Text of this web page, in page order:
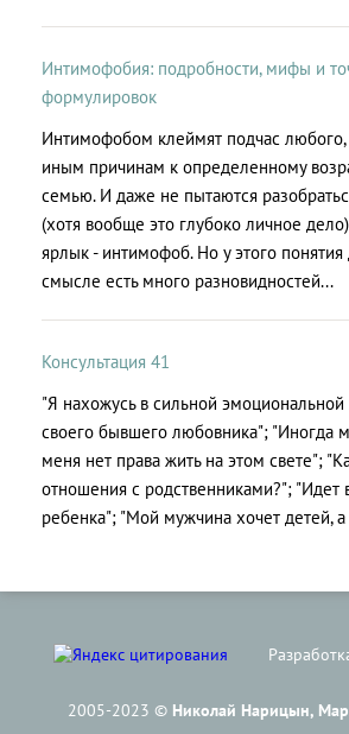
Интимофобия: подробности, мифы и
формулировок
Интимофобом клеймят подчас любого,
иным причинам к определенному
семью. И даже не пытаются
(хотя вообще это глубоко личное
ярлык - интимофоб. Но у этого
смысле есть много разновидностей...
Консультация 41
"Я нахожусь в сильной эмоциональной
своего бывшего любовника"; "Иногда
меня нет права жить на этом свете";
отношения с родственниками?"; "Идет
ребенка"; "Мой мужчина хочет детей, а
2005-2023 © Николай Нарицын,